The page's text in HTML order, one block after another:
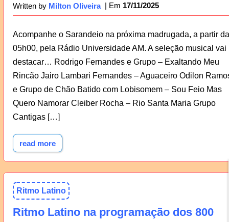
Written by Milton Oliveira 17/11/2025
Acompanhe o Sarandeio na próxima madrugada, a partir
05h00, pela Rádio Universidade AM. A seleção musical vai
destacar… Rodrigo Fernandes e Grupo – Exaltando Meu
Rincão Jairo Lambari Fernandes – Aguaceiro Odilon
e Grupo de Chão Batido com Lobisomem – Sou Feio Mas
Quero Namorar Cleiber Rocha – Rio Santa Maria Grupo
Cantigas […]
read more
Ritmo Latino
Ritmo Latino na programação dos 800